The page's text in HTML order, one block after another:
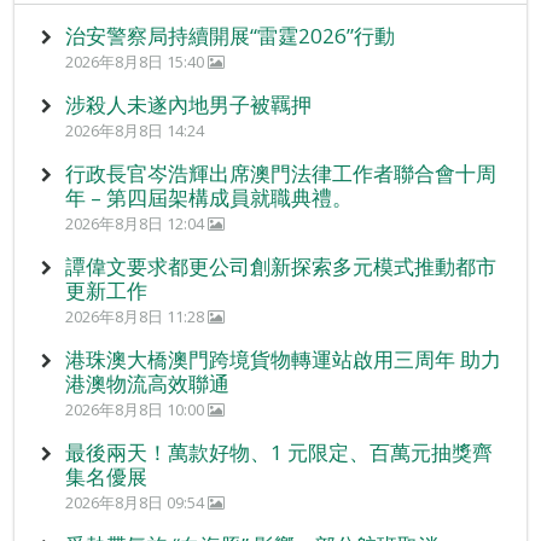
治安警察局持續開展“雷霆2026”行動
2026年8月8日 15:40
涉殺人未遂內地男子被羈押
2026年8月8日 14:24
行政長官岑浩輝出席澳門法律工作者聯合會十周
年 – 第四屆架構成員就職典禮。
2026年8月8日 12:04
譚偉文要求都更公司創新探索多元模式推動都市
更新工作
2026年8月8日 11:28
港珠澳大橋澳門跨境貨物轉運站啟用三周年 助力
港澳物流高效聯通
2026年8月8日 10:00
最後兩天！萬款好物、1 元限定、百萬元抽獎齊
集名優展
2026年8月8日 09:54